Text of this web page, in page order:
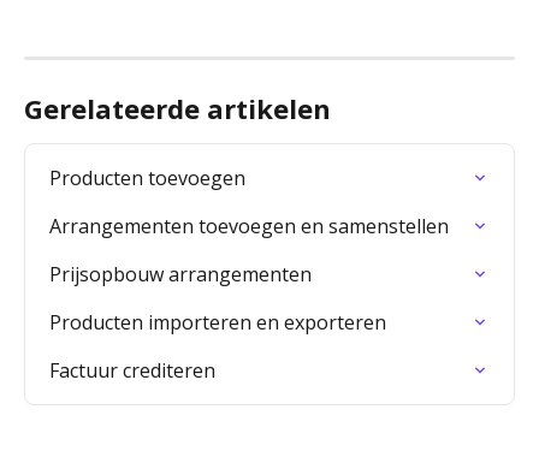
Gerelateerde artikelen
Producten toevoegen
Arrangementen toevoegen en samenstellen
Prijsopbouw arrangementen
Producten importeren en exporteren
Factuur crediteren